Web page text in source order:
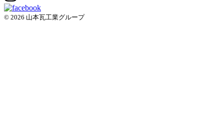
© 2026 山本瓦工業グループ